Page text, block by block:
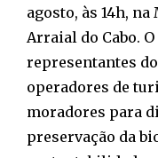
agosto, às 14h,
Arraial do Cabo.
representantes
operadores de
moradores para
preservação da